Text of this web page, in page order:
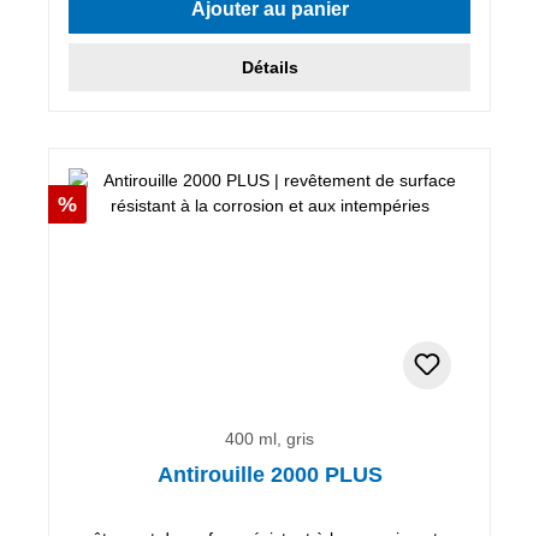
Ajouter au panier
Détails
Réduction
%
400 ml, gris
Antirouille 2000 PLUS